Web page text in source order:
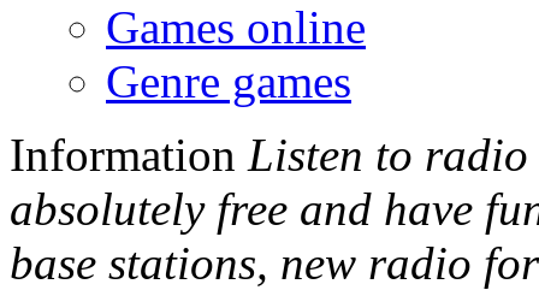
Games online
Genre games
Information Listen to
absolutely free and have
base stations, new radio